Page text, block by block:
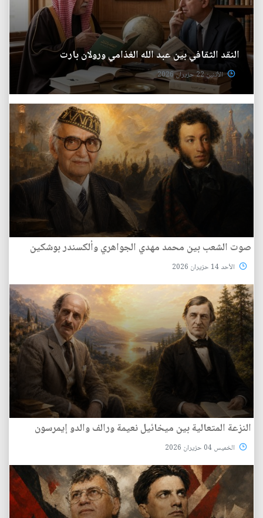
النقد الثقافي بين عبد الله الغذامي ورولان بارت
الأثنين 22 حزيران 2026
صوت الشعب بين محمد مهدي الجواهري وألكسندر بوشكين
الأحد 14 حزيران 2026
النزعة المتعالية بين ميخائيل نعيمة ورالف والدو إيمرسون
الخميس 04 حزيران 2026